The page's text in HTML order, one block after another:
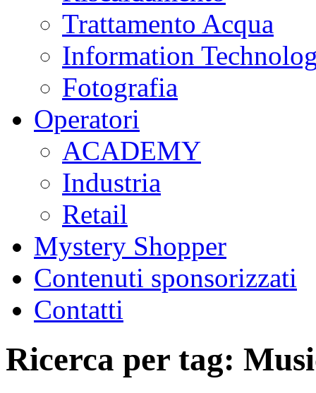
Trattamento Acqua
Information
Fotografia
Operatori
ACADEMY
Industria
Retail
Mystery Shopper
Contenuti sponsorizzati
Contatti
Ricerca per tag: